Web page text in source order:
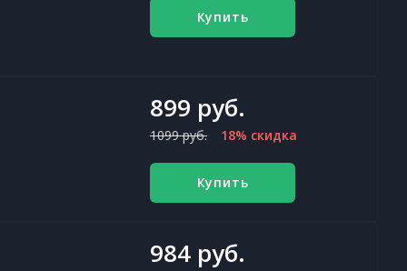
Купить
899 руб.
1099 руб. 18% скидка
Купить
984 руб.